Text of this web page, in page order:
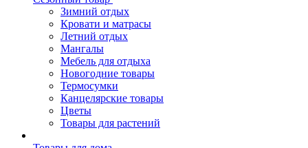
Зимний отдых
Кровати и матрасы
Летний отдых
Мангалы
Мебель для отдыха
Новогодние товары
Термосумки
Канцелярские товары
Цветы
Товары для растений